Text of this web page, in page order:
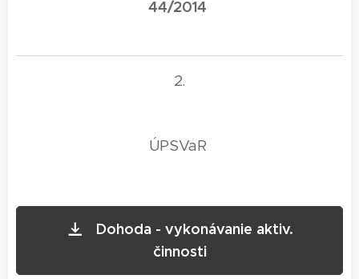
44/2014
2.
ÚPSVaR
Dohoda - vykonávanie aktiv.
činnosti